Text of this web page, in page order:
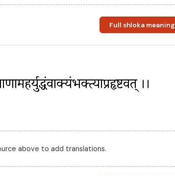
Full shloka meaning
।।
above to add translations.